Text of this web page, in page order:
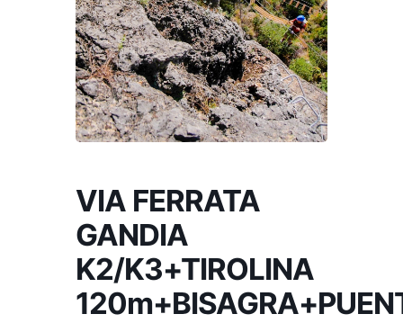
VIA FERRATA
GANDIA
K2/K3+TIROLINA